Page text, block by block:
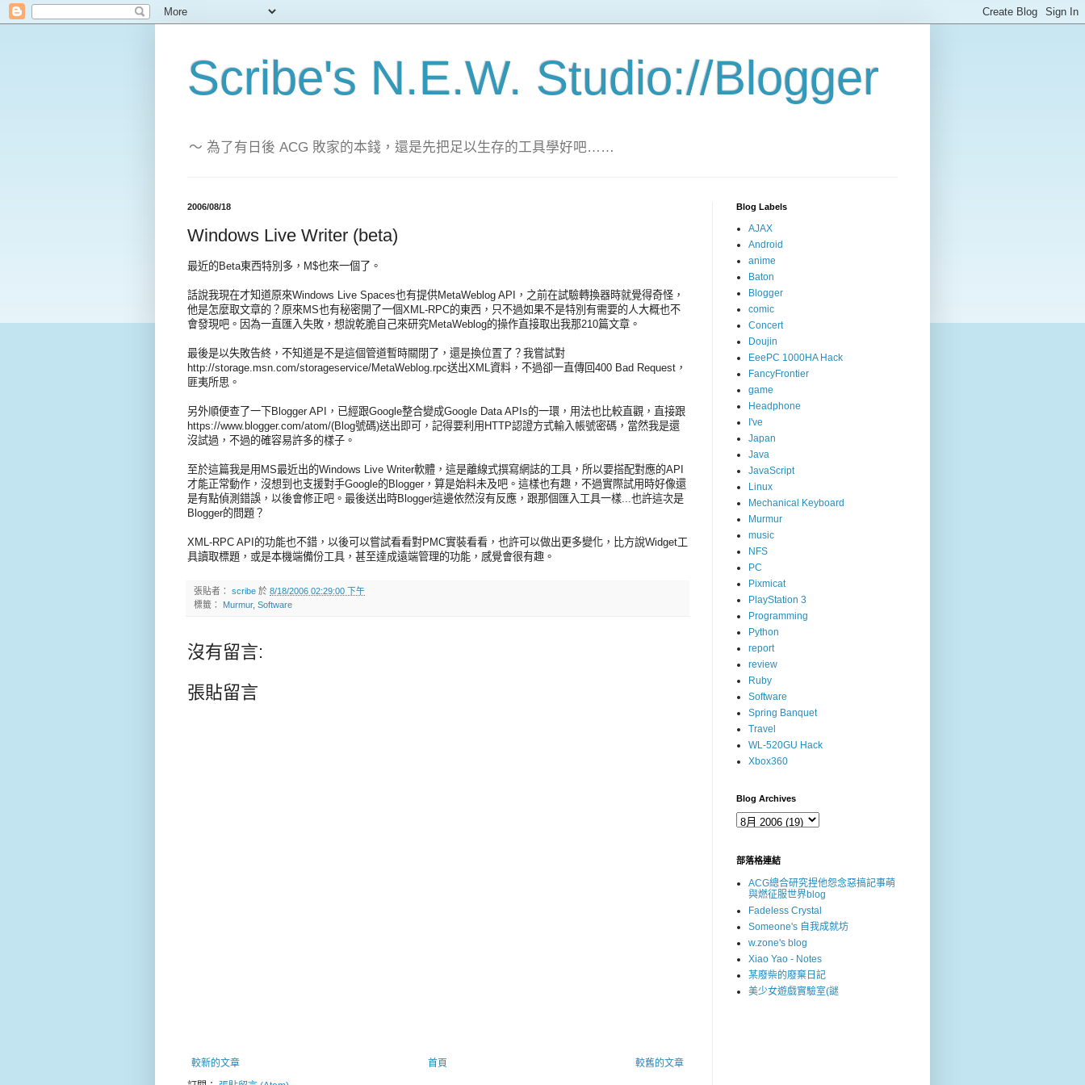
Scribe's N.E.W. Studio://Blogger
～ 為了有日後 ACG 敗家的本錢，還是先把足以生存的工具學好吧……
2006/08/18
Windows Live Writer (beta)
最近的Beta東西特別多，M$也來一個了。
話說我現在才知道原來Windows Live Spaces也有提供MetaWeblog API，之前在試驗轉換器時就覺得奇怪，
他是怎麼取文章的？原來MS也有秘密開了一個XML-RPC的東西，只不過如果不是特別有需要的人大概也不
會發現吧。因為一直匯入失敗，想說乾脆自己來研究MetaWeblog的操作直接取出我那210篇文章。
最後是以失敗告終，不知道是不是這個管道暫時關閉了，還是換位置了？我嘗試對
http://storage.msn.com/storageservice/MetaWeblog.rpc送出XML資料，不過卻一直傳回400 Bad Request，
匪夷所思。
另外順便查了一下Blogger API，已經跟Google整合變成Google Data APIs的一環，用法也比較直觀，直接跟
https://www.blogger.com/atom/(Blog號碼)送出即可，記得要利用HTTP認證方式輸入帳號密碼，當然我是還
沒試過，不過的確容易許多的樣子。
至於這篇我是用MS最近出的Windows Live Writer軟體，這是離線式撰寫網誌的工具，所以要搭配對應的API
才能正常動作，沒想到也支援對手Google的Blogger，算是始料未及吧。這樣也有趣，不過實際試用時好像還
是有點偵測錯誤，以後會修正吧。最後送出時Blogger這邊依然沒有反應，跟那個匯入工具一樣...也許這次是
Blogger的問題？
XML-RPC API的功能也不錯，以後可以嘗試看看對PMC實裝看看，也許可以做出更多變化，比方說Widget工
具讀取標題，或是本機端備份工具，甚至達成遠端管理的功能，感覺會很有趣。
張貼者： scribe 於 8/18/2006 02:29:00 下午
標籤： Murmur, Software
沒有留言:
張貼留言
較新的文章 較舊的文章
首頁
Blog Labels
AJAX
Android
anime
Baton
Blogger
comic
Concert
Doujin
EeePC 1000HA Hack
FancyFrontier
game
Headphone
I've
Japan
Java
JavaScript
Linux
Mechanical Keyboard
Murmur
music
NFS
PC
Pixmicat
PlayStation 3
Programming
Python
report
review
Ruby
Software
Spring Banquet
Travel
WL-520GU Hack
Xbox360
Blog Archives
部落格連結
ACG總合研究捏他怨念惡搞記事萌
與燃征服世界blog
Fadeless Crystal
Someone's 自我成就坊
w.zone's blog
Xiao Yao - Notes
某廢柴的廢棄日記
美少女遊戲實驗室(謎